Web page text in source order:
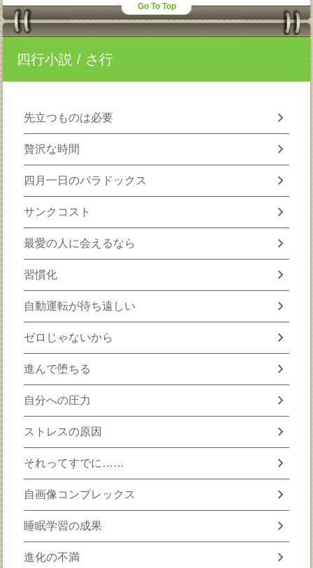
Go To Top
四行小説 / さ行
先立つものは必要 chevron_right
贅沢な時間 chevron_right
四月一日のパラドックス chevron_right
サンクコスト chevron_right
最愛の人に会えるなら chevron_right
習慣化 chevron_right
自動運転が待ち遠しい chevron_right
ゼロじゃないから chevron_right
進んで堕ちる chevron_right
自分への圧力 chevron_right
ストレスの原因 chevron_right
それってすでに…… chevron_right
自画像コンプレックス chevron_right
睡眠学習の成果 chevron_right
進化の不満 chevron_right